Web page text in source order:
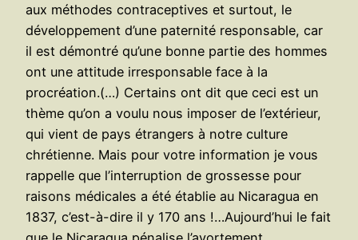
aux méthodes contraceptives et surtout, le
développement d’une paternité responsable, car
il est démontré qu’une bonne partie des hommes
ont une attitude irresponsable face à la
procréation.(…) Certains ont dit que ceci est un
thème qu’on a voulu nous imposer de l’extérieur,
qui vient de pays étrangers à notre culture
chrétienne. Mais pour votre information je vous
rappelle que l’interruption de grossesse pour
raisons médicales a été établie au Nicaragua en
1837, c’est-à-dire il y 170 ans !…Aujourd’hui le fait